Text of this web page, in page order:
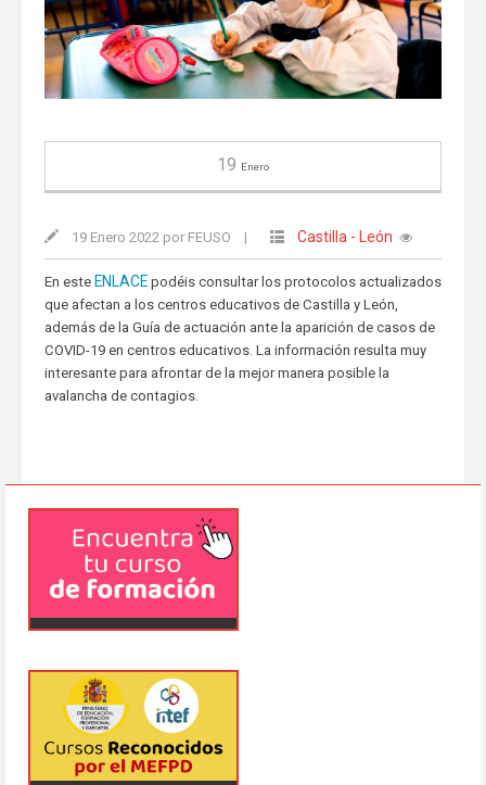
19 Enero
19 Enero 2022 por FEUSO | Castilla - León
En este ENLACEpodéis consultar los protocolos actualizados
que afectan a los centros educativos de Castilla y León,
además de la Guía de actuación ante la aparición de casos de
COVID-19 en centros educativos. La información resulta muy
interesante para afrontar de la mejor manera posible la
avalancha de contagios.